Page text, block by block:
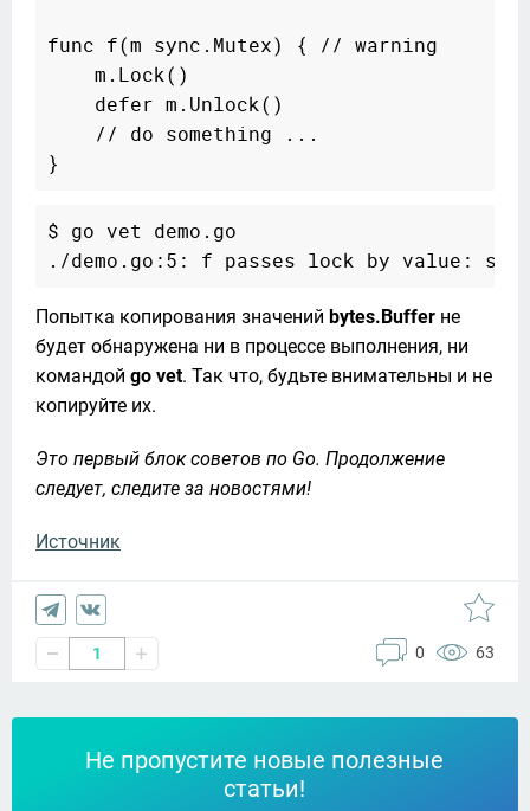
func f(m sync.Mutex) { // warning
    m.Lock()
    defer m.Unlock()
    // do something ...
$ go vet demo.go
Попытка копирования значений bytes.Buffer не
будет обнаружена ни в процессе выполнения, ни
командой go vet. Так что, будьте внимательны и не
копируйте их.
Это первый блок советов по Go. Продолжение
следует, следите за новостями!
Источник
1 0 63
Не пропустите новые полезные
статьи!